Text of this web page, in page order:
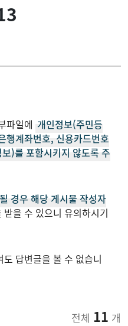
2021
2018
2016
파일에 개인정보(주민등
행계좌번호, 신용카드번호
)를 포함시키지 않도록 주
경우 해당 게시물 작성자
받을 수 있으니 유의하시기
답변글을 볼 수 없습니
전체 11 개